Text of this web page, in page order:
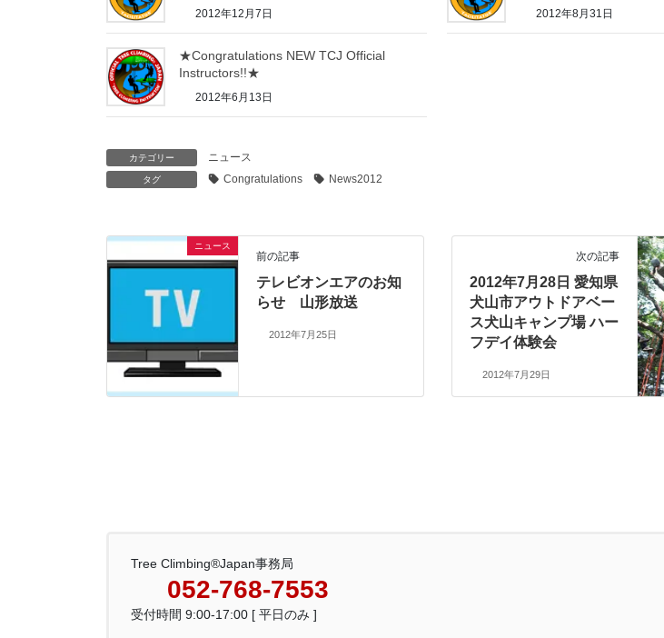
2012年12月7日 2012年8月31日
★Congratulations NEW TCJ Official
Instructors!!★
2012年6月13日
カテゴリー ニュース
タグ Congratulations News2012
ニュース
前の記事
テレビオンエアのお知
らせ 山形放送
2012年7月25日
次の記事
2012年7月28日 愛知県
犬山市アウトドアベー
ス犬山キャンプ場 ハー
フデイ体験会
2012年7月29日
Tree Climbing®Japan事務局
052-768-7553
受付時間 9:00-17:00 [ 平日のみ ]